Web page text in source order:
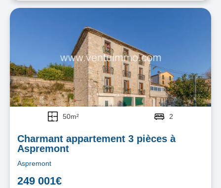
50m² 2
Charmant appartement 3 pièces à
Aspremont
Aspremont
249 001€